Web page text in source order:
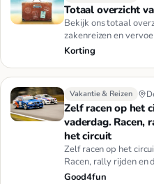
Totaal overzicht
Bekijk ons totaal
zakenreizen en
overzicht van last
Korting
Vakantie & Reizen
Zelf racen op het
vaderdag. Racen,
het circuit
Zelf racen op het
Racen, rally rijden en
out Racing…
Good4fun